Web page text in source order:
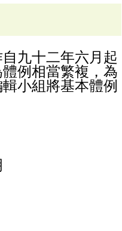
自九十二年六月起
例相當繁複，為
小組將基本體例